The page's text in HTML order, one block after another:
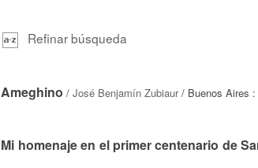
Refinar búsqueda
Ameghino / José Benjamín Zubiaur/ Buenos Aires :
Mi homenaje en el primer centenario de